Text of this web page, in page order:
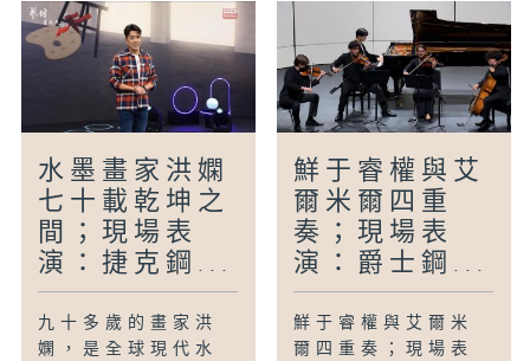
水墨畫家洪嫻
七十載乾坤之
間；現場表
演：捷克鋼...
九十多歲的畫家洪
嫻，是全球現代水
鮮于睿權與艾
爾米爾四重
奏；現場表
演：爵士鋼...
鮮于睿權與艾爾米
爾四重奏；現場表